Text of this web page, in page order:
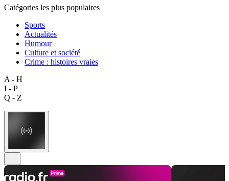
Catégories les plus populaires
Sports
Actualités
Humour
Culture et société
Crime : histoires vraies
A - H
I - P
Q - Z